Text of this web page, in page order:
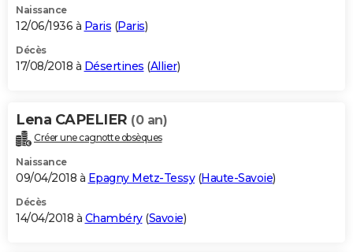
Naissance
12/06/1936 à Paris (Paris)
Décès
17/08/2018 à Désertines (Allier)
Lena CAPELIER (0 an)
Créer une cagnotte obsèques
Naissance
09/04/2018 à Epagny Metz-Tessy(Haute-Savoie)
Décès
14/04/2018 à Chambéry(Savoie)